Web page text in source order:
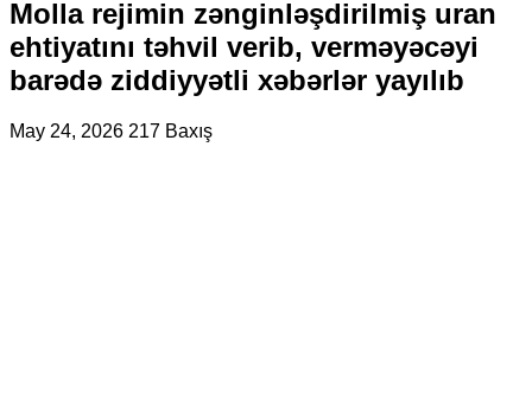
Molla rejimin zənginləşdirilmiş uran
ehtiyatını təhvil verib, verməyəcəyi
barədə ziddiyyətli xəbərlər yayılıb
May 24, 2026 217 Baxış